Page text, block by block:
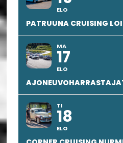
ELO
PATRUUNA CRUISING
MA
17
ELO
TI
18
ELO